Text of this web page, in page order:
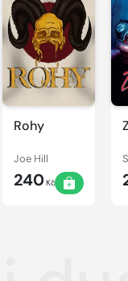
Rohy
Joe Hill
240Kč